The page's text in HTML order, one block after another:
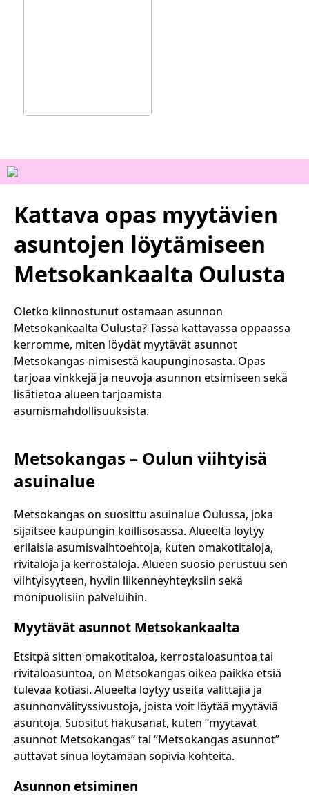
Kattava opas myytävien
asuntojen löytämiseen
Metsokankaalta Oulusta
Oletko kiinnostunut ostamaan asunnon
Metsokankaalta Oulusta? Tässä kattavassa oppaassa
kerromme, miten löydät myytävät asunnot
Metsokangas-nimisestä kaupunginosasta. Opas
tarjoaa vinkkejä ja neuvoja asunnon etsimiseen sekä
lisätietoa alueen tarjoamista
asumismahdollisuuksista.
Metsokangas – Oulun viihtyisä
asuinalue
Metsokangas on suosittu asuinalue Oulussa, joka
sijaitsee kaupungin koillisosassa. Alueelta löytyy
erilaisia asumisvaihtoehtoja, kuten omakotitaloja,
rivitaloja ja kerrostaloja. Alueen suosio perustuu sen
viihtyisyyteen, hyviin liikenneyhteyksiin sekä
monipuolisiin palveluihin.
Myytävät asunnot Metsokankaalta
Etsitpä sitten omakotitaloa, kerrostaloasuntoa tai
rivitaloasuntoa, on Metsokangas oikea paikka etsiä
tulevaa kotiasi. Alueelta löytyy useita välittäjiä ja
asunnonvälityssivustoja, joista voit löytää myytäviä
asuntoja. Suositut hakusanat, kuten “myytävät
asunnot Metsokangas” tai “Metsokangas asunnot”
auttavat sinua löytämään sopivia kohteita.
Asunnon etsiminen